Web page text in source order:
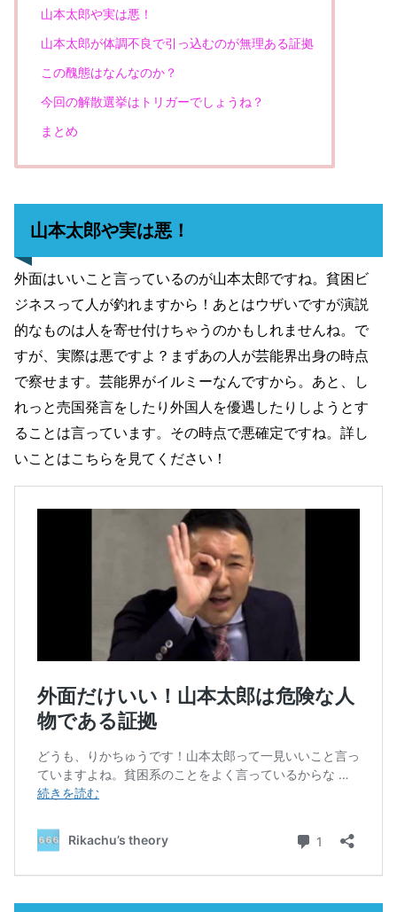
山本太郎や実は悪！
山本太郎が体調不良で引っ込むのが無理ある証拠
この醜態はなんなのか？
今回の解散選挙はトリガーでしょうね？
まとめ
山本太郎や実は悪！
外面はいいこと言っているのが山本太郎ですね。貧困ビ
ジネスって人が釣れますから！あとはウザいですが演説
的なものは人を寄せ付けちゃうのかもしれませんね。で
すが、実際は悪ですよ？まずあの人が芸能界出身の時点
で察せます。芸能界がイルミーなんですから。あと、し
れっと売国発言をしたり外国人を優遇したりしようとす
ることは言っています。その時点で悪確定ですね。詳し
いことはこちらを見てください！